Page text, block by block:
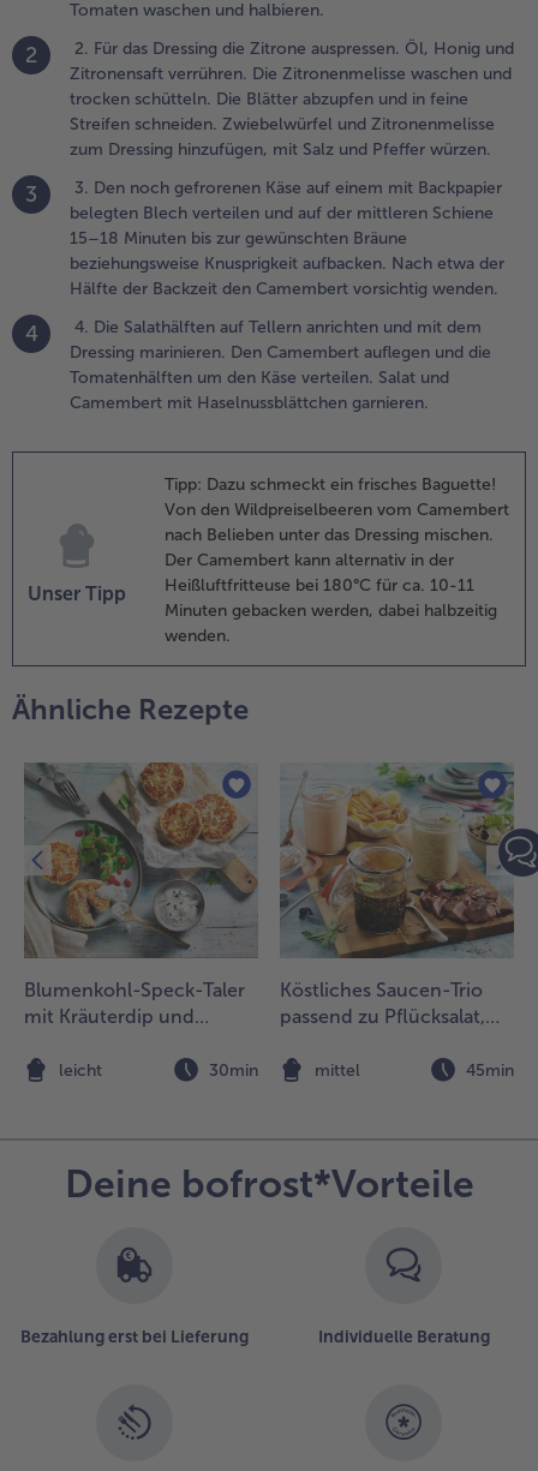
Backzeit den
Die Salathälften
Tellern
und mit
Dressing
Den
den Käse
Salat und
mit
Tomaten waschen und halbieren.
2
2. Für das Dressing die Zitrone auspressen. Öl, Honig und
Zitronensaft verrühren. Die Zitronenmelisse waschen und
trocken schütteln. Die Blätter abzupfen und in feine
Streifen schneiden. Zwiebelwürfel und Zitronenmelisse
zum Dressing hinzufügen, mit Salz und Pfeffer würzen.
3
3. Den noch gefrorenen Käse auf einem mit Backpapier
belegten Blech verteilen und auf der mittleren Schiene
15–18 Minuten bis zur gewünschten Bräune
beziehungsweise Knusprigkeit aufbacken. Nach etwa der
Hälfte der Backzeit den Camembert vorsichtig wenden.
4
4. Die Salathälften auf Tellern anrichten und mit dem
Dressing marinieren. Den Camembert auflegen und die
Tomatenhälften um den Käse verteilen. Salat und
Camembert mit Haselnussblättchen garnieren.
Unser Tipp
Tipp: Dazu schmeckt ein frisches Baguette!
Von den Wildpreiselbeeren vom Camembert
nach Belieben unter das Dressing mischen.
Der Camembert kann alternativ in der
Heißluftfritteuse bei 180°C für ca. 10-11
Minuten gebacken werden, dabei halbzeitig
wenden.
Ähnliche Rezepte
Blumenkohl-Speck-Taler
mit Kräuterdip und
leicht 30min
Köstliches Saucen-Trio
passend zu Pflücksalat,
Knusperkartoffeln
mittel 45min
Deine bofrost*Vorteile
Bezahlung erst bei Lieferung Individuelle Beratung